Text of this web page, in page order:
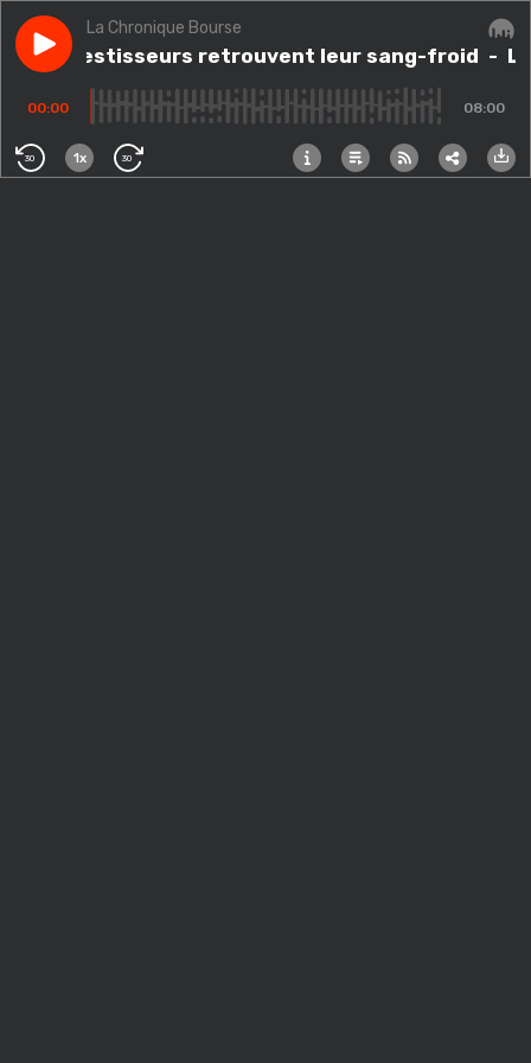
Play episodeLes investisseurs retrouvent leur sang-froid
La Chronique Bourse
Les investisseurs retrouvent leur sang-froid -
00:00 08:00
30 1x 30